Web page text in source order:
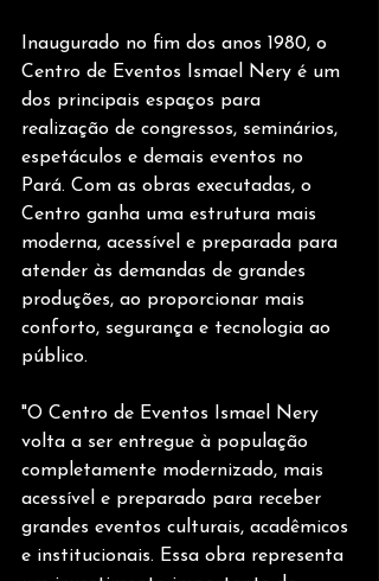
Inaugurado no fim dos anos 1980, o
Centro de Eventos Ismael Nery é um
dos principais espaços para
realização de congressos, seminários,
espetáculos e demais eventos no
Pará. Com as obras executadas, o
Centro ganha uma estrutura mais
moderna, acessível e preparada para
atender às demandas de grandes
produções, ao proporcionar mais
conforto, segurança e tecnologia ao
público.
"O Centro de Eventos Ismael Nery
volta a ser entregue à população
completamente modernizado, mais
acessível e preparado para receber
grandes eventos culturais, acadêmicos
e institucionais. Essa obra representa